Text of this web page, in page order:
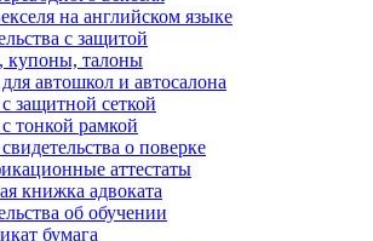
на английском языке
с защитой
купоны, талоны
автошкол и автосалона
защитной сеткой
тонкой рамкой
о поверке
аттестаты
книжка адвоката
об обучении
бумага